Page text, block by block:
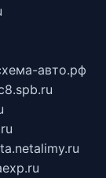
авто.рф
alimy.ru